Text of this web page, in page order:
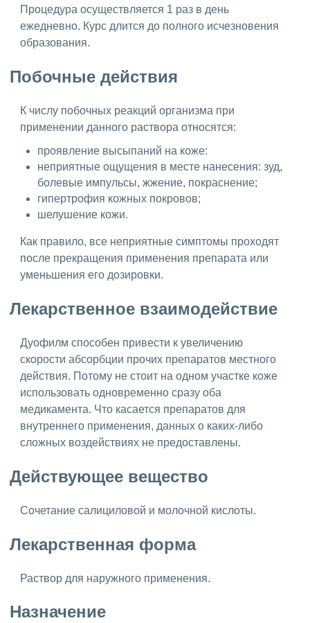
Процедура осуществляется 1 раз в день
ежедневно. Курс длится до полного исчезновения
образования.
Побочные действия
К числу побочных реакций организма при
применении данного раствора относятся:
проявление высыпаний на коже:
неприятные ощущения в месте нанесения: зуд,
болевые импульсы, жжение, покраснение;
гипертрофия кожных покровов;
шелушение кожи.
Как правило, все неприятные симптомы проходят
после прекращения применения препарата или
уменьшения его дозировки.
Лекарственное взаимодействие
Дуофилм способен привести к увеличению
скорости абсорбции прочих препаратов местного
действия. Потому не стоит на одном участке коже
использовать одновременно сразу оба
медикамента. Что касается препаратов для
внутреннего применения, данных о каких-либо
сложных воздействиях не предоставлены.
Действующее вещество
Сочетание салициловой и молочной кислоты.
Лекарственная форма
Раствор для наружного применения.
Назначение